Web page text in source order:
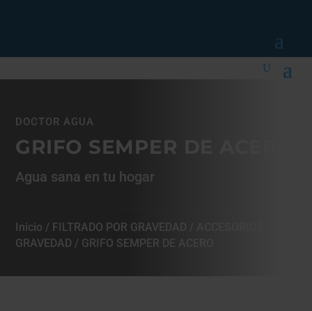
DOCTOR AGUA
GRIFO SEMPER DE ACERO
Agua sana en tu hogar
Inicio / FILTRADO POR GRAVEDAD
GRAVEDAD / GRIFO SEMPER DE ACERO